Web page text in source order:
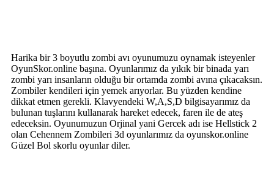
Harika bir 3 boyutlu zombi avı oyunumuzu oynamak isteyenler
OyunSkor.online başına. Oyunlarımız da yıkık bir binada yarı
zombi yarı insanların olduğu bir ortamda zombi avına çıkacaksın.
Zombiler kendileri için yemek arıyorlar. Bu yüzden kendine
dikkat etmen gerekli. Klavyendeki W,A,S,D bilgisayarımız da
bulunan tuşlarını kullanarak hareket edecek, faren ile de ateş
edeceksin. Oyunumuzun Orjinal yani Gercek adı ise Hellstick 2
olan Cehennem Zombileri 3d oyunlarımız da oyunskor.online
Güzel Bol skorlu oyunlar diler.